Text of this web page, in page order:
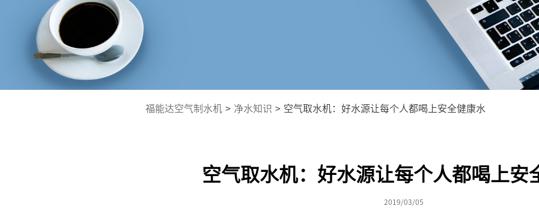
福能达空气制水机 > 净水知识 > 空气取水机：好水源让每个人都喝上安全健康水
空气取水机：好水源让每个人都喝上安
2019/03/05